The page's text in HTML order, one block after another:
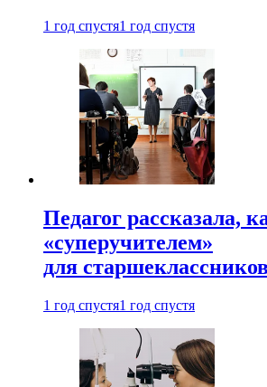
1 год спустя1 год спустя
Педагог рассказала,
«суперучителем»
для
1 год спустя1 год спустя